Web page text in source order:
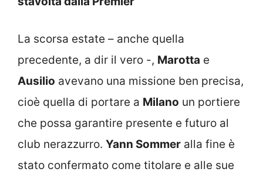
La scorsa estate – anche quella
precedente, a dir il vero -, Marotta e
Ausilio avevano una missione ben precisa,
cioè quella di portare a Milano un portiere
che possa garantire presente e futuro al
club nerazzurro. Yann Sommer alla fine è
stato confermato come titolare e alle sue